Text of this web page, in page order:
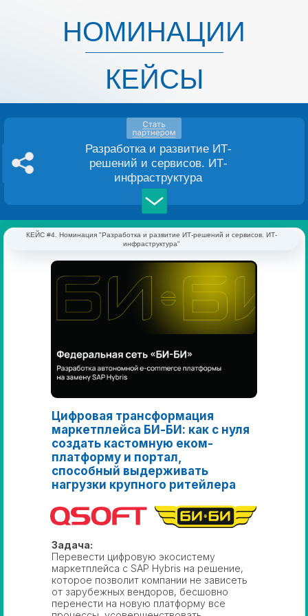
КЕЙСЫ
НОМИНАЦИИ
Разработка и развитие ИТ-
решений и сервисов. ИТ-
инфраструктура
Цифровая трансформация
маркетплейса БИ-БИ: как с нуля
создать кастомную еком-
платформу и портал,
способный выдерживать
нагрузки крупного ритейлера
Задача:
Перевести цифровую экосистему
маркетплейса с SAP Hybris на решение,
которое позволит компании не зависеть
от зарубежных вендоров, бесшовно
перенести на новую платформу все
КЕЙС #4. Номинация "Разработка и развитие ИТ-решений и сервисов. ИТ-
инфраструктура"